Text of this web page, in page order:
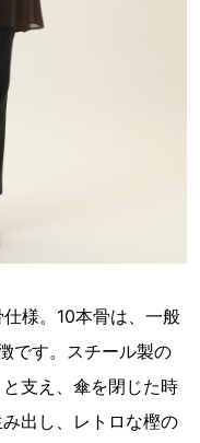
様。10本骨は、一般
です。スチール製の
支え、傘を閉じた時
出し、レトロな樫の